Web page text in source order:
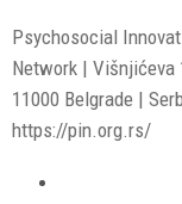
Psychosocial
Network | Višnjićeva
11000 Belgrade |
https://pin.org.rs/